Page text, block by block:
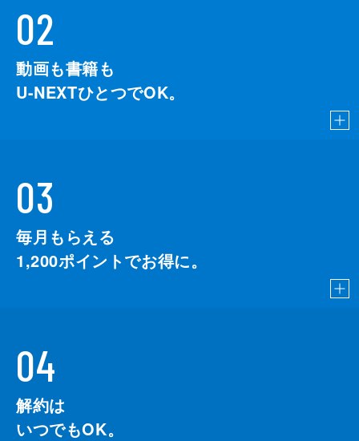
02
動画も書籍も
U-NEXTひとつでOK。
03
毎月もらえる
1,200ポイントでお得に。
04
解約は
いつでもOK。